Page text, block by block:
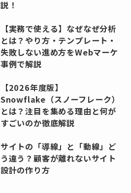
説！
【実務で使える】なぜなぜ分析
とは？やり方・テンプレート・
失敗しない進め方をWebマーケ
事例で解説
【2026年度版】
Snowflake（スノーフレーク）
とは？注目を集める理由と何が
すごいのか徹底解説
サイトの「導線」と「動線」ど
う違う？顧客が離れないサイト
設計の作り方